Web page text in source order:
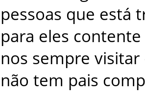
pessoas que está
para eles contente
nos sempre visitar
não tem pais